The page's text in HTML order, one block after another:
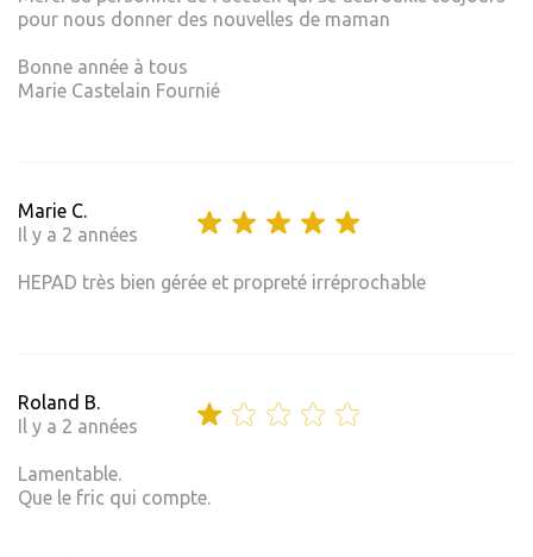
pour nous donner des nouvelles de maman
Bonne année à tous
Marie Castelain Fournié
Marie C.
Il y a 2 années
HEPAD très bien gérée et propreté irréprochable
Roland B.
Il y a 2 années
Lamentable.
Que le fric qui compte.